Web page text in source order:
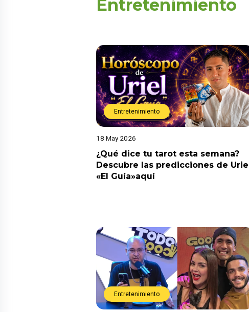
Entretenimiento
Entretenimiento
18 May 2026
¿Qué dice tu tarot esta semana?
Descubre las predicciones de Uriel
«El Guía»aquí
Entretenimiento